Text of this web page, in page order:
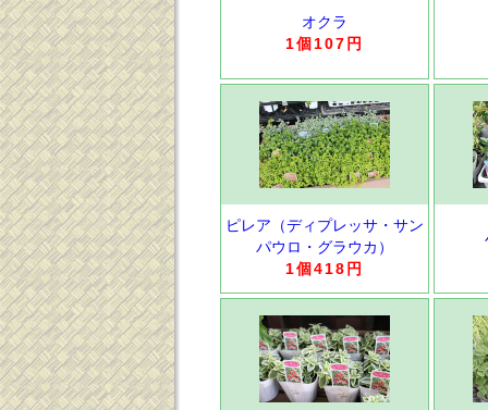
オクラ
1個107円
ピレア（ディプレッサ・サン
パウロ・グラウカ）
1個418円